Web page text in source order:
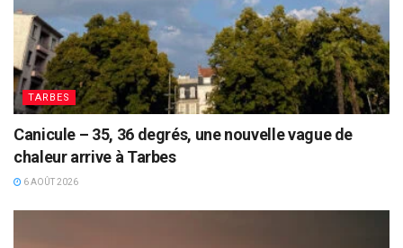
TARBES
Canicule – 35, 36 degrés, une nouvelle vague de
chaleur arrive à Tarbes
6 AOÛT 2026